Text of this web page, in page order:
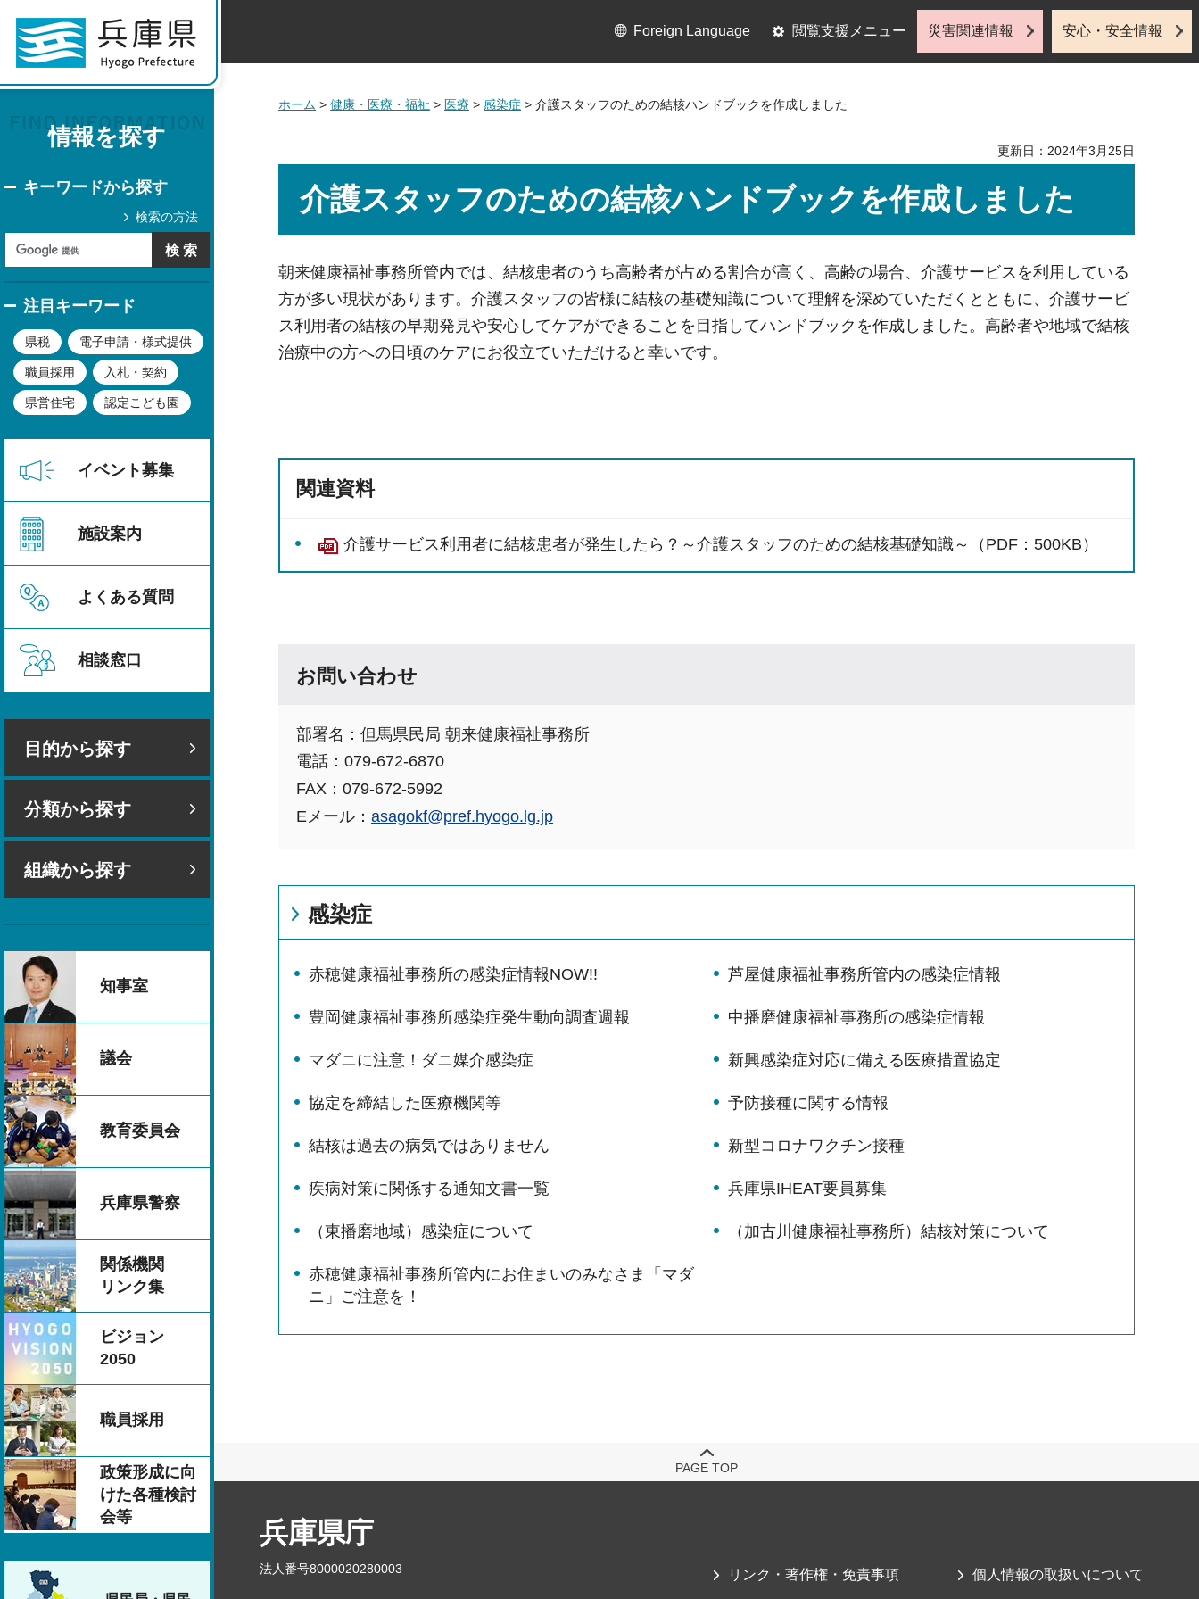
情報を探す
キーワードから探す
検索の方法
注目キーワード
県税 電子申請・様式提供
職員採用 入札・契約
県営住宅 認定こども園
イベント募集
施設案内
よくある質問
相談窓口
目的から探す
分類から探す
組織から探す
知事室
議会
教育委員会
兵庫県警察
関係機関
リンク集
ビジョン
2050
職員採用
政策形成に向
けた各種検討
会等
Foreign Language 閲覧支援メニュー 災害関連情報 安心・安全情報
ホーム > 健康・医療・福祉 > 医療 > 感染症 > 介護スタッフのための結核ハンドブックを作成しました
更新日：2024年3月25日
介護スタッフのための結核ハンドブックを作成しました
朝来健康福祉事務所管内では、結核患者のうち高齢者が占める割合が高く、高齢の場合、介護サービスを利用している
方が多い現状があります。介護スタッフの皆様に結核の基礎知識について理解を深めていただくとともに、介護サービ
ス利用者の結核の早期発見や安心してケアができることを目指してハンドブックを作成しました。高齢者や地域で結核
治療中の方への日頃のケアにお役立ていただけると幸いです。
関連資料
介護サービス利用者に結核患者が発生したら？～介護スタッフのための結核基礎知識～（PDF：500KB）
お問い合わせ
部署名：但馬県民局 朝来健康福祉事務所
電話：079-672-6870
FAX：079-672-5992
Eメール： asagokf@pref.hyogo.lg.jp
感染症
赤穂健康福祉事務所の感染症情報NOW!! 芦屋健康福祉事務所管内の感染症情報
豊岡健康福祉事務所感染症発生動向調査週報 中播磨健康福祉事務所の感染症情報
マダニに注意！ダニ媒介感染症 新興感染症対応に備える医療措置協定
協定を締結した医療機関等 予防接種に関する情報
結核は過去の病気ではありません 新型コロナワクチン接種
疾病対策に関係する通知文書一覧 兵庫県IHEAT要員募集
（東播磨地域）感染症について （加古川健康福祉事務所）結核対策について
赤穂健康福祉事務所管内にお住まいのみなさま「マダ
ニ」ご注意を！
PAGE TOP
兵庫県庁
法人番号8000020280003 リンク・著作権・免責事項 個人情報の取扱いについて